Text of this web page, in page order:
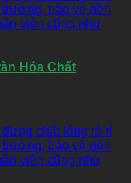
Hóa Chất